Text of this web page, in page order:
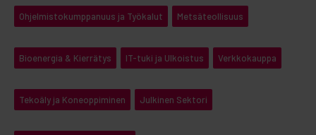
Ohjelmistokumppanuus ja Työkalut Metsäteollisuus
Bioenergia & Kierrätys IT-tuki ja Ulkoistus Verkkokauppa
Tekoäly ja Koneoppiminen Julkinen Sektori